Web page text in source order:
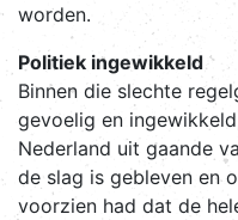
worden.
Politiek ingewikkeld
Binnen die slechte
gevoelig en
Nederland uit gaande
de slag is gebleven en
voorzien had dat de